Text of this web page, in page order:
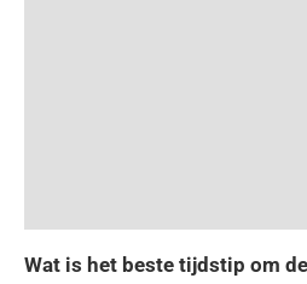
Wat is het beste tijdstip om